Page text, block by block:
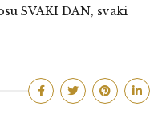
SVAKI DAN, svaki